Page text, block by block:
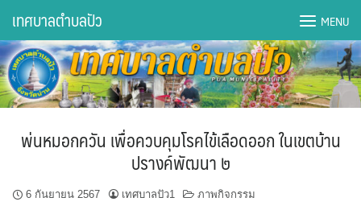
content
DWQA Ask Question
DWQA Questions
กองการศึกษา
กองคลัง
เทศบาลตำบลปัว MENU
พ่นหมอกควัน เพื่อควบคุมโรคไข้เลือดออก ในเขตบ้าน
ปรางค์พัฒนา ๒
6 กันยายน 2567 เทศบาลปัว1 ภาพกิจกรรม